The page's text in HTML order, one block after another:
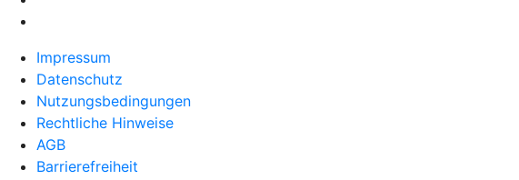
Impressum
Datenschutz
Nutzungsbedingungen
Rechtliche Hinweise
AGB
Barrierefreiheit